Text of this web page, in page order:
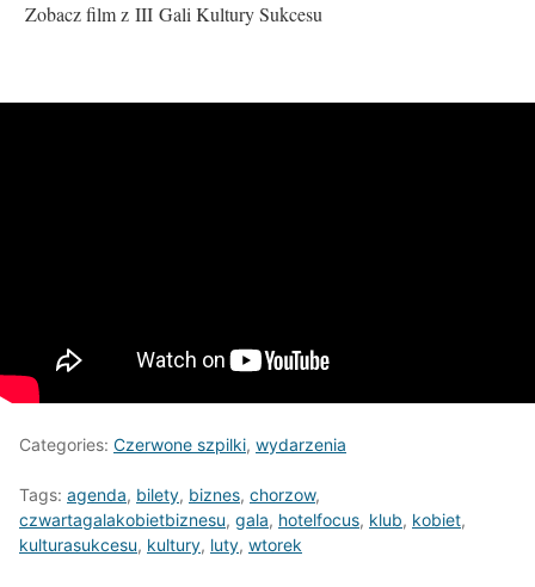
Zobacz film z III Gali Kultury Sukcesu
Categories: Czerwone szpilki, wydarzenia
Tags: agenda, bilety, biznes, chorzow,
czwartagalakobietbiznesu, gala, hotelfocus, klub, kobiet,
kulturasukcesu, kultury, luty, wtorek